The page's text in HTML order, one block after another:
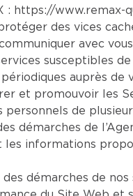
: https://www.remax-
des vices
avec
susceptibles de
auprès de
et promouvoir les
personnels de
démarches de
les informations
démarches de